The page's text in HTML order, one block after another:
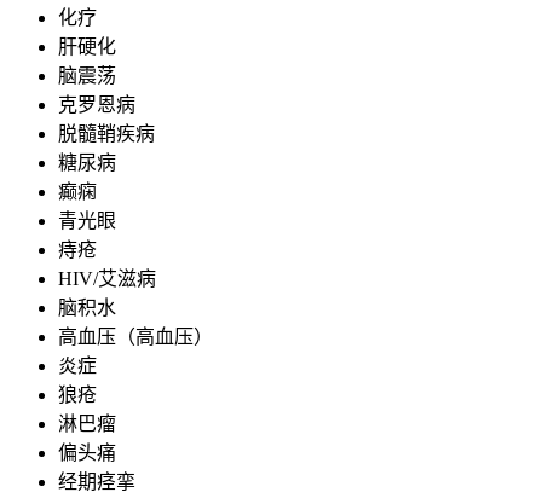
化疗
肝硬化
脑震荡
克罗恩病
脱髓鞘疾病
糖尿病
癫痫
青光眼
痔疮
HIV/艾滋病
脑积水
高血压（高血压）
炎症
狼疮
淋巴瘤
偏头痛
经期痉挛